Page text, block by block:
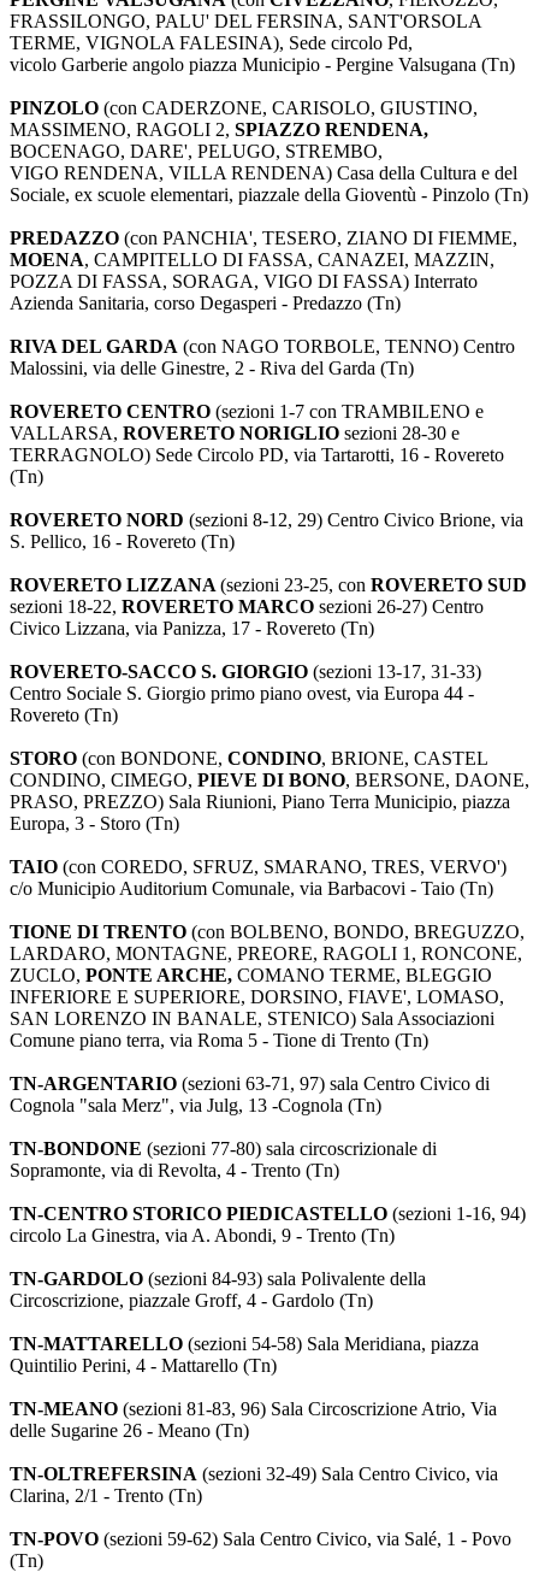
FRASSILONGO, PALU' DEL FERSINA, SANT'ORSOLA
TERME, VIGNOLA FALESINA), Sede circolo Pd,
vicolo Garberie angolo piazza Municipio - Pergine Valsugana (Tn)
PINZOLO (con CADERZONE, CARISOLO, GIUSTINO,
MASSIMENO, RAGOLI 2, SPIAZZO RENDENA,
BOCENAGO, DARE', PELUGO, STREMBO,
VIGO RENDENA, VILLA RENDENA) Casa della Cultura e del
Sociale, ex scuole elementari, piazzale della Gioventù - Pinzolo (Tn)
PREDAZZO (con PANCHIA', TESERO, ZIANO DI FIEMME,
MOENA, CAMPITELLO DI FASSA, CANAZEI, MAZZIN,
POZZA DI FASSA, SORAGA, VIGO DI FASSA) Interrato
Azienda Sanitaria, corso Degasperi - Predazzo (Tn)
RIVA DEL GARDA (con NAGO TORBOLE, TENNO) Centro
Malossini, via delle Ginestre, 2 - Riva del Garda (Tn)
ROVERETO CENTRO (sezioni 1-7 con TRAMBILENO e
VALLARSA, ROVERETO NORIGLIO sezioni 28-30 e
TERRAGNOLO) Sede Circolo PD, via Tartarotti, 16 - Rovereto
(Tn)
ROVERETO NORD (sezioni 8-12, 29) Centro Civico Brione, via
S. Pellico, 16 - Rovereto (Tn)
ROVERETO LIZZANA (sezioni 23-25, con ROVERETO SUD
sezioni 18-22, ROVERETO MARCO sezioni 26-27) Centro
Civico Lizzana, via Panizza, 17 - Rovereto (Tn)
ROVERETO-SACCO S. GIORGIO (sezioni 13-17, 31-33)
Centro Sociale S. Giorgio primo piano ovest, via Europa 44 -
Rovereto (Tn)
STORO (con BONDONE, CONDINO, BRIONE, CASTEL
CONDINO, CIMEGO, PIEVE DI BONO, BERSONE, DAONE,
PRASO, PREZZO) Sala Riunioni, Piano Terra Municipio, piazza
Europa, 3 - Storo (Tn)
TAIO (con COREDO, SFRUZ, SMARANO, TRES, VERVO')
c/o Municipio Auditorium Comunale, via Barbacovi - Taio (Tn)
TIONE DI TRENTO (con BOLBENO, BONDO, BREGUZZO,
LARDARO, MONTAGNE, PREORE, RAGOLI 1, RONCONE,
ZUCLO, PONTE ARCHE, COMANO TERME, BLEGGIO
INFERIORE E SUPERIORE, DORSINO, FIAVE', LOMASO,
SAN LORENZO IN BANALE, STENICO) Sala Associazioni
Comune piano terra, via Roma 5 - Tione di Trento (Tn)
TN-ARGENTARIO (sezioni 63-71, 97) sala Centro Civico di
Cognola "sala Merz", via Julg, 13 -Cognola (Tn)
TN-BONDONE (sezioni 77-80) sala circoscrizionale di
Sopramonte, via di Revolta, 4 - Trento (Tn)
TN-CENTRO STORICO PIEDICASTELLO (sezioni 1-16, 94)
circolo La Ginestra, via A. Abondi, 9 - Trento (Tn)
TN-GARDOLO (sezioni 84-93) sala Polivalente della
Circoscrizione, piazzale Groff, 4 - Gardolo (Tn)
TN-MATTARELLO (sezioni 54-58) Sala Meridiana, piazza
Quintilio Perini, 4 - Mattarello (Tn)
TN-MEANO (sezioni 81-83, 96) Sala Circoscrizione Atrio, Via
delle Sugarine 26 - Meano (Tn)
TN-OLTREFERSINA (sezioni 32-49) Sala Centro Civico, via
Clarina, 2/1 - Trento (Tn)
TN-POVO (sezioni 59-62) Sala Centro Civico, via Salé, 1 - Povo
(Tn)